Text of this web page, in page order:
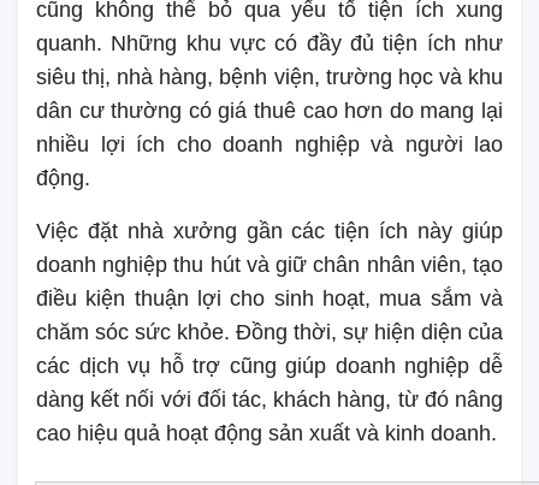
cũng không thể bỏ qua yếu tố tiện ích xung
quanh. Những khu vực có đầy đủ tiện ích như
siêu thị, nhà hàng, bệnh viện, trường học và khu
dân cư thường có giá thuê cao hơn do mang lại
nhiều lợi ích cho doanh nghiệp và người lao
động.
Việc đặt nhà xưởng gần các tiện ích này giúp
doanh nghiệp thu hút và giữ chân nhân viên, tạo
điều kiện thuận lợi cho sinh hoạt, mua sắm và
chăm sóc sức khỏe. Đồng thời, sự hiện diện của
các dịch vụ hỗ trợ cũng giúp doanh nghiệp dễ
dàng kết nối với đối tác, khách hàng, từ đó nâng
cao hiệu quả hoạt động sản xuất và kinh doanh.